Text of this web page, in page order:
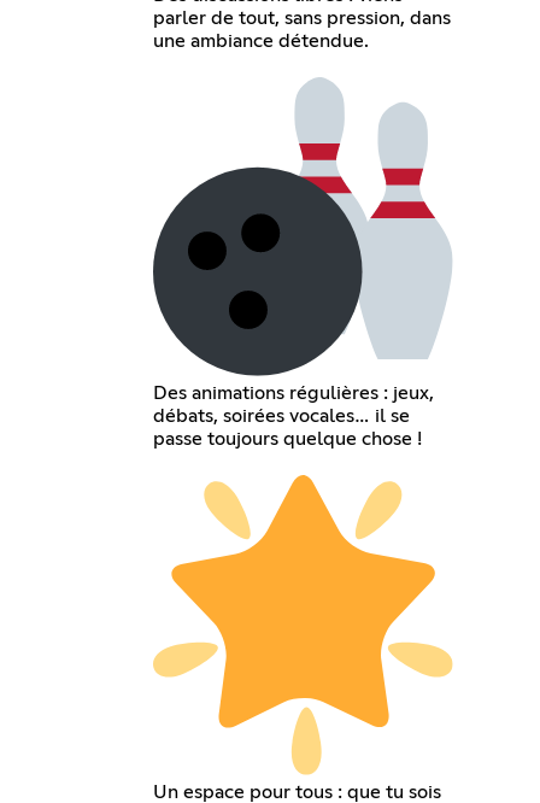
parler de tout, sans pression, dans
une ambiance détendue.
Des animations régulières : jeux,
débats, soirées vocales… il se
passe toujours quelque chose !
Un espace pour tous : que tu sois